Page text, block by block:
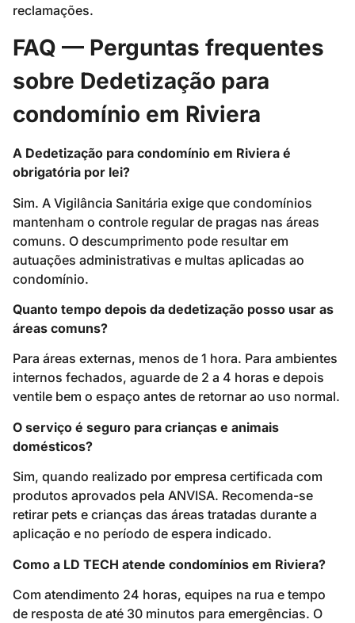
reclamações.
FAQ — Perguntas frequentes
sobre Dedetização para
condomínio em Riviera
A Dedetização para condomínio em Riviera é
obrigatória por lei?
Sim. A Vigilância Sanitária exige que condomínios
mantenham o controle regular de pragas nas áreas
comuns. O descumprimento pode resultar em
autuações administrativas e multas aplicadas ao
condomínio.
Quanto tempo depois da dedetização posso usar as
áreas comuns?
Para áreas externas, menos de 1 hora. Para ambientes
internos fechados, aguarde de 2 a 4 horas e depois
ventile bem o espaço antes de retornar ao uso normal.
O serviço é seguro para crianças e animais
domésticos?
Sim, quando realizado por empresa certificada com
produtos aprovados pela ANVISA. Recomenda-se
retirar pets e crianças das áreas tratadas durante a
aplicação e no período de espera indicado.
Como a LD TECH atende condomínios em Riviera?
Com atendimento 24 horas, equipes na rua e tempo
de resposta de até 30 minutos para emergências. O